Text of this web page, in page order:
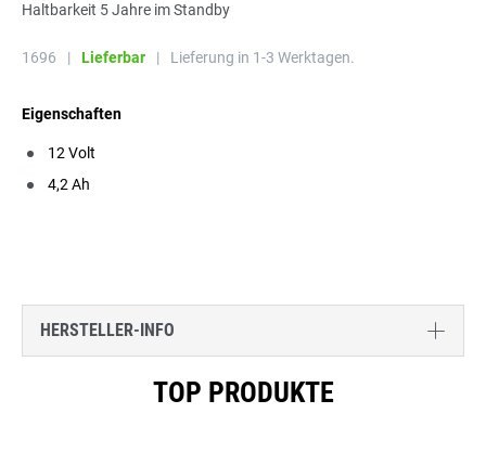
Haltbarkeit 5 Jahre im Standby
1696 | Lieferbar | Lieferung in 1-3 Werktagen.
Eigenschaften
12 Volt
4,2 Ah
HERSTELLER-INFO
TOP PRODUKTE